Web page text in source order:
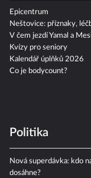
Epicentrum
Neštovice: příznaky,
V čem jezdí Yamal a
Kvízy pro seniory
Kalendář úplňků 2026
Co je bodycount?
Politika
Nová superdávka: kdo
dosáhne?